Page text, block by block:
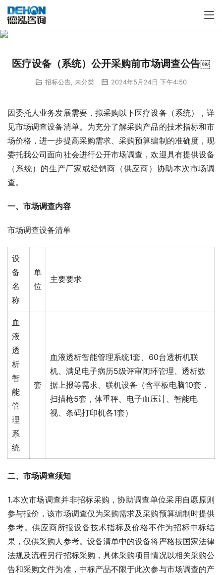
医疗设备（系统）公开采购前市场调查公告￼
招标公告 未分类 2024年5月24日 下午4:50
因委托人业务发展需要，拟采购以下医疗设备（系统），详
见市场调查设备清单。为充分了解采购产品的技术指标和市
场价格，进一步提高采购需求、采购预算编制的准确度，现
委托我公司面向社会进行公开市场调查，欢迎具有提供设备
（系统）的生产厂家或经销商（供应商）协助本次市场调
查。
一、市场调查内容
市场调查设备清单
设
备
名
称
单
位
主要要求
血
液
透
析
智
能
管
理
系
统
套
血液透析智能管理系统1套、60台透析机联
机、满足电子病历5级评审闭环管理、透析数
据上报等需求、联机设备（含平板电脑10套，
扫描枪5套，体重秤、电子血压计、智能电
视、条码打印机各1套）
二、市场调查须知
1.本次市场调查并非招标采购，协助调查单位采用自愿原则
参与报价，该市场调查仅为采购需求及采购预算编制时提供
参考。供应商所报设备技术指标及价格不作为招标中标结
果，仅供采购人参考。设备清单中的设备将严格按国家法律
法规及流程另行招标采购，具体采购项目情况以相关采购公
告和采购文件为准，中标产品不限于此次参与市场调查的产